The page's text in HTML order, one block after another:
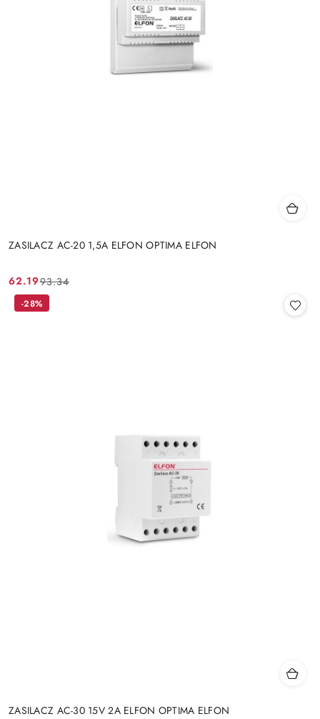
ZASILACZ AC-20 1,5A ELFON OPTIMA ELFON
Cena
promocyjna:
62.19
Cena
przed
93.34
ZASILACZ AC-30 15V 2A ELFON OPTIMA ELFON
-28%